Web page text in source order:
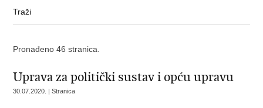
Pronađeno 46 stranica.
Uprava za politički sustav i opću upravu
30.07.2020. | Stranica